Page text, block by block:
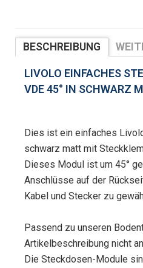
BESCHREIBUNG
LIVOLO EINFACHES
VDE 45° IN SCHWARZ
Dies ist ein einfaches
schwarz matt mit
Dieses Modul ist um 45°
Anschlüsse auf der
Kabel und Stecker zu
Passend zu unseren
Artikelbeschreibung nicht
Die Steckdosen-Module